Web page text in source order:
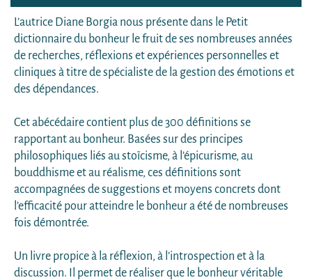
L’autrice Diane Borgia nous présente dans le Petit
dictionnaire du bonheur le fruit de ses nombreuses années
de recherches, réflexions et expériences personnelles et
cliniques à titre de spécialiste de la gestion des émotions et
des dépendances.
Cet abécédaire contient plus de 300 définitions se
rapportant au bonheur. Basées sur des principes
philosophiques liés au stoïcisme, à l’épicurisme, au
bouddhisme et au réalisme, ces définitions sont
accompagnées de suggestions et moyens concrets dont
l’efficacité pour atteindre le bonheur a été de nombreuses
fois démontrée.
Un livre propice à la réflexion, à l’introspection et à la
discussion. Il permet de réaliser que le bonheur véritable